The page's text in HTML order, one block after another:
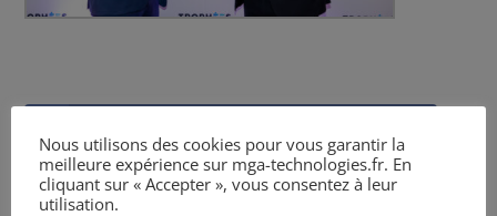
Twitter
Nous utilisons des cookies pour vous garantir la
meilleure expérience sur mga-technologies.fr. En
cliquant sur « Accepter », vous consentez à leur
utilisation.